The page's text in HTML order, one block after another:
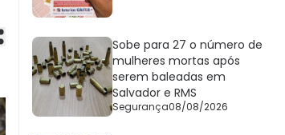
Sobe para 27 o número de
mulheres mortas após
serem baleadas em
Salvador e RMS
Segurança08/08/2026